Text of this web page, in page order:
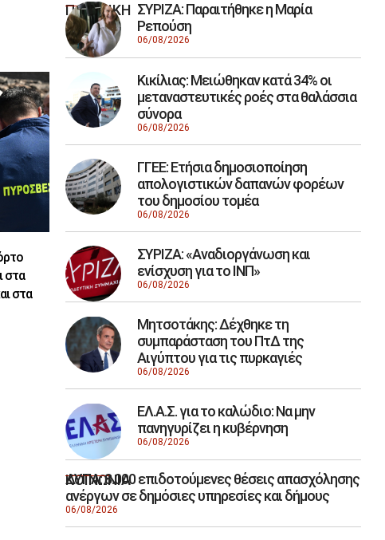
στα
στα
ΠΟΛΙΤΙΚΗ ΣΥΡΙΖΑ: Παραιτήθηκε η Μαρία
Ρεπούση
06/08/2026
Κικίλιας: Μειώθηκαν κατά 34% οι
μεταναστευτικές ροές στα θαλάσσια
σύνορα
06/08/2026
ΓΓΕΕ: Eτήσια δημοσιοποίηση
απολογιστικών δαπανών φορέων
του δημοσίου τομέα
06/08/2026
ΣΥΡΙΖΑ: «Αναδιοργάνωση και
ενίσχυση για το ΙΝΠ»
06/08/2026
Μητσοτάκης: Δέχθηκε τη
συμπαράσταση του ΠτΔ της
Αιγύπτου για τις πυρκαγιές
06/08/2026
ΕΛ.Α.Σ. για το καλώδιο: Να μην
πανηγυρίζει η κυβέρνηση
06/08/2026
ΚΟΙΝΩΝΙΑ
ΔΥΠΑ: 8.000 επιδοτούμενες θέσεις απασχόλησης
ανέργων σε δημόσιες υπηρεσίες και δήμους
06/08/2026